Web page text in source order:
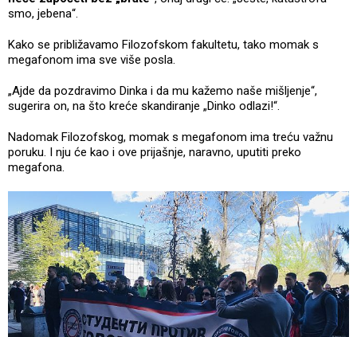
smo, jebena“.
Kako se približavamo Filozofskom fakultetu, tako momak s
megafonom ima sve više posla.
„Ajde da pozdravimo Dinka i da mu kažemo naše mišljenje“,
sugerira on, na što kreće skandiranje „Dinko odlazi!“.
Nadomak Filozofskog, momak s megafonom ima treću važnu
poruku. I nju će kao i ove prijašnje, naravno, uputiti preko
megafona.